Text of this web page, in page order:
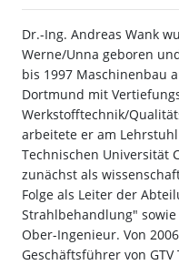
Dr.-Ing. Andreas Wank
Werne/Unna geboren
bis 1997 Maschinenbau
Dortmund mit
Werkstofftechnik/
arbeitete er am
Technischen Universität
zunächst als
Folge als Leiter der
Strahlbehandlung"
Ober-Ingenieur. Von
Geschäftsführer von